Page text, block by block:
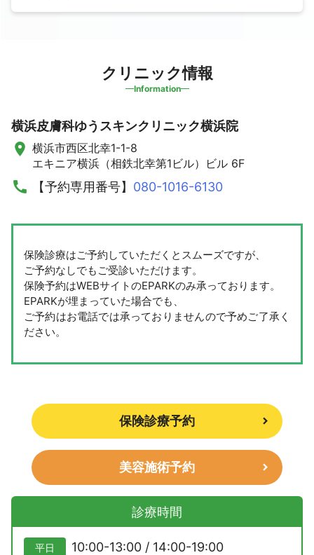
クリニック情報
Information
横浜皮膚科ゆうスキンクリニック横浜院
横浜市西区北幸1-1-8
エキニア横浜（相鉄北幸第1ビル）ビル 6F
【予約専用番号】 080-1016-6130
保険診療はご予約していただくとスムーズですが、
ご予約なしでもご受診いただけます。
保険予約はWEBサイトのEPARKのみ承っております。
EPARKが埋まっていた場合でも、
ご予約はお電話では承っておりませんので予めご了承く
ださい。
保険診療予約
美容施術予約
診療時間
平日 10:00-13:00 / 14:00-19:00